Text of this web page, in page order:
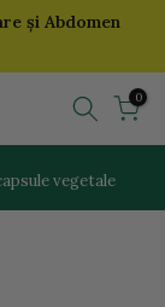
și Abdomen
0
vegetale